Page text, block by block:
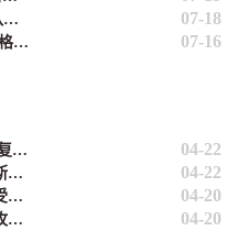
U17女篮世界杯：中国队遭加拿大队绝杀无缘4强 庞云舒16+10 07-18
连续两届进决赛！阿根廷2-1绝杀英格兰 劳塔罗恩佐破门梅西两助攻 07-16
默西塞德德比再燃战火 利物浦能否复刻2017年三连胜辉煌？ 04-22
弗洛伦蒂诺的困局与坚持：维尼修斯是未来，姆巴佩非议难理解 04-22
巴黎门将舍瓦利耶迎战南特：临危受命的救赎之战 04-20
卡卢卢：戴维破门助我刷新生涯助攻纪录 团队默契才是关键 04-20